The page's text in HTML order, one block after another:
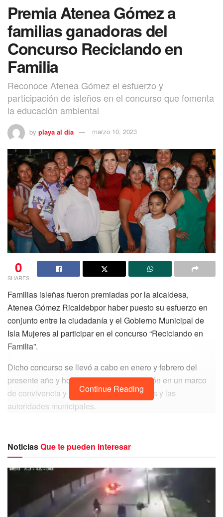
Premia Atenea Gómez a
familias ganadoras del
Concurso Reciclando en
Familia
Reconoce Atenea Gómez el esfuerzo y
participación de isleños en el concurso que fomenta
la educación ambiental
by playa al dia marzo 10, 2023
0
SHARES
Familias isleñas fueron premiadas por la alcaldesa,
Atenea Gómez Ricaldebpor haber puesto su esfuerzo en
conjunto entre la ciudadanía y el Gobierno Municipal de
Isla Mujeres al participar en el concurso “Reciclando en
Familia”.
Dicho concurso se llevó a cabo en enero y febrero del
presente año y hoy se realizó la premiación en un marco
de convivencia y armonía entre los isleños y las
autoridades municipales.
Continue Reading
NoticiasQue te pueden interesar